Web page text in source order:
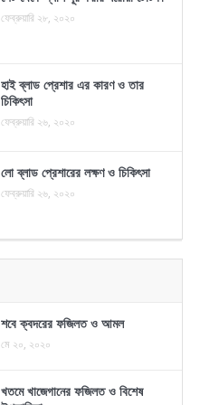
ফেব্রুয়ারি ২৮, ২০২০
হাই ব্লাড প্রেশার এর কারণ ও তার
চিকিৎসা
ফেব্রুয়ারি ২৬, ২০২০
লো ব্লাড প্রেশারের লক্ষণ ও চিকিৎসা
ফেব্রুয়ারি ২৬, ২০২০
শবে ক্বদরের ফজিলত ও আমল
মে ২০, ২০২০
খতমে খাজেগানের ফজিলত ও বিশেষ